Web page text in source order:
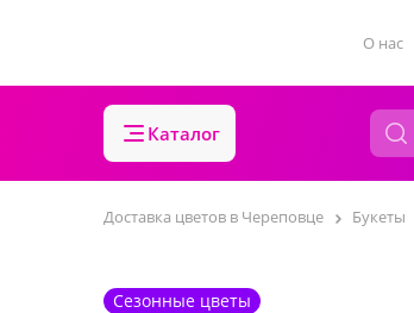
О нас
Каталог
Доставка цветов в Череповце Букеты
Сезонные цветы